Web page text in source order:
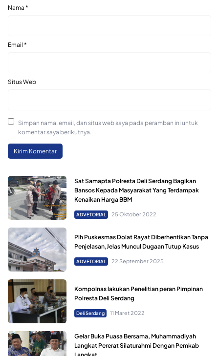
Nama *
Email *
Situs Web
Simpan nama, email, dan situs web saya pada peramban ini untuk
komentar saya berikutnya.
Sat Samapta Polresta Deli Serdang Bagikan
Bansos Kepada Masyarakat Yang Terdampak
Kenaikan Harga BBM
ADVETORIAL 25 Oktober 2022
Plh Puskesmas Dolat Rayat Diberhentikan Tanpa
Penjelasan,Jelas Muncul Dugaan Tutup Kasus
ADVETORIAL 22 September 2025
Kompolnas lakukan Penelitian peran Pimpinan
Polresta Deli Serdang
Deli Serdang 11 Maret 2022
Gelar Buka Puasa Bersama, Muhammadiyah
Langkat Pererat Silaturahmi Dengan Pemkab